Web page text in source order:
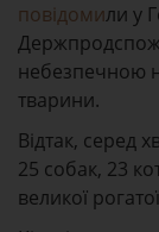
повідомили у
небезпечною
тварини.
Відтак, серед
25 собак, 23
великої